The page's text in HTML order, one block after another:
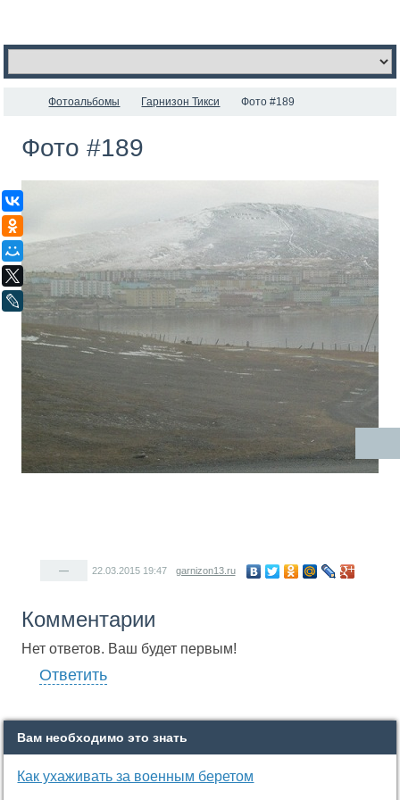
X
LiveJournal
Фотоальбомы Гарнизон Тикси Фото #189
Фото #189
— 22.03.2015 19:47 garnizon13.ru
Комментарии
Нет ответов. Ваш будет первым!
Ответить
Вам необходимо это знать
Как ухаживать за военным беретом